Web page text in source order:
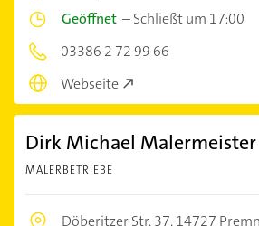
Geöffnet –Schließt um 17:00
03386 2 72 99 66
Webseite
Dirk Michael Malermeister
MALERBETRIEBE
Döberitzer Str. 37,14727